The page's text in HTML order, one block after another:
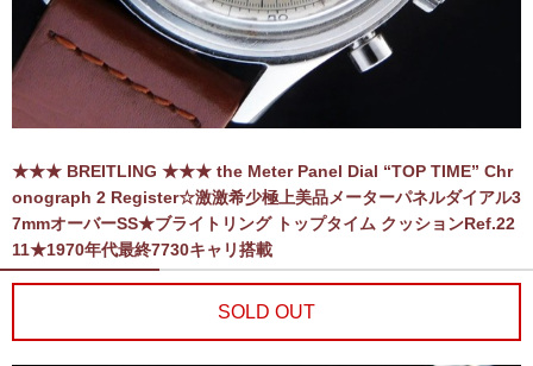
★★★ BREITLING ★★★ the Meter Panel Dial “TOP TIME” Chr
onograph 2 Register☆激激希少極上美品メーターパネルダイアル3
7mmオーバーSS★ブライトリング トップタイム クッションRef.22
11★1970年代最終7730キャリ搭載
SOLD OUT